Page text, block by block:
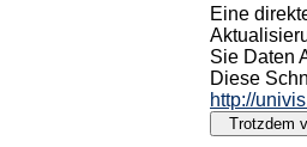
Eine
Sie Daten
Diese
http://